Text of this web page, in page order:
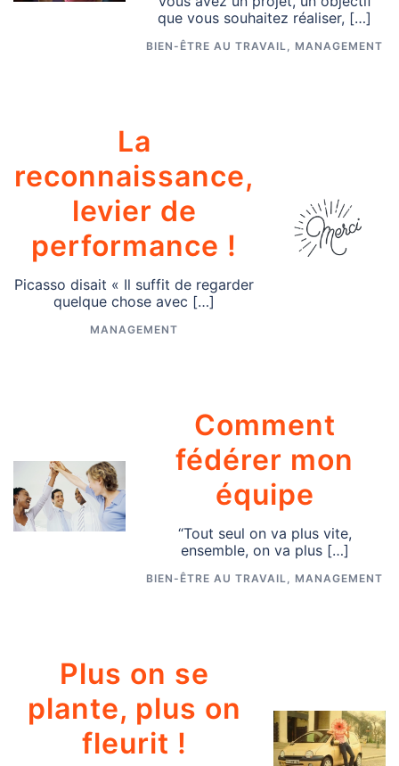
que vous souhaitez réaliser, […]
BIEN-ÊTRE AU TRAVAIL, MANAGEMENT
La
reconnaissance,
levier de
performance !
Picasso disait « Il suffit de regarder
quelque chose avec […]
MANAGEMENT
Comment
fédérer mon
équipe
“Tout seul on va plus vite,
ensemble, on va plus […]
BIEN-ÊTRE AU TRAVAIL, MANAGEMENT
Plus on se
plante, plus on
fleurit !